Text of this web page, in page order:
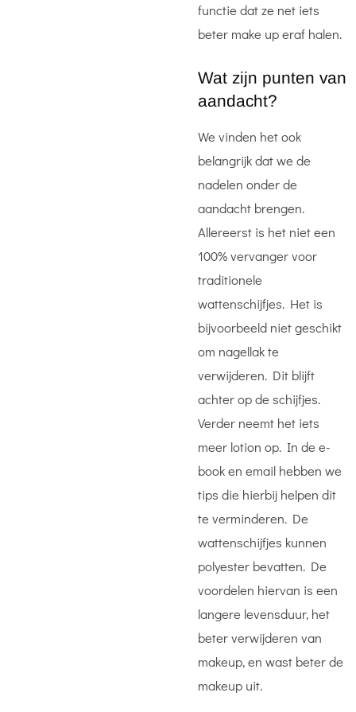
functie dat ze net iets
beter make up eraf halen.
Wat zijn punten van
aandacht?
We vinden het ook
belangrijk dat we de
nadelen onder de
aandacht brengen.
Allereerst is het niet een
100% vervanger voor
traditionele
wattenschijfjes. Het is
bijvoorbeeld niet geschikt
om nagellak te
verwijderen. Dit blijft
achter op de schijfjes.
Verder neemt het iets
meer lotion op. In de e-
book en email hebben we
tips die hierbij helpen dit
te verminderen. De
wattenschijfjes kunnen
polyester bevatten. De
voordelen hiervan is een
langere levensduur, het
beter verwijderen van
makeup, en wast beter de
makeup uit.